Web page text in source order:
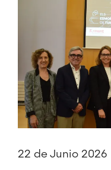
22 de Junio 2026